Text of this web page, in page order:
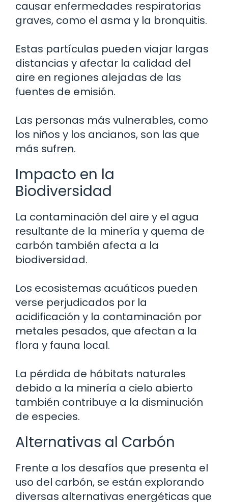
causar enfermedades respiratorias
graves, como el asma y la bronquitis.
Estas partículas pueden viajar largas
distancias y afectar la calidad del
aire en regiones alejadas de las
fuentes de emisión.
Las personas más vulnerables, como
los niños y los ancianos, son las que
más sufren.
Impacto en la
Biodiversidad
La contaminación del aire y el agua
resultante de la minería y quema de
carbón también afecta a la
biodiversidad.
Los ecosistemas acuáticos pueden
verse perjudicados por la
acidificación y la contaminación por
metales pesados, que afectan a la
flora y fauna local.
La pérdida de hábitats naturales
debido a la minería a cielo abierto
también contribuye a la disminución
de especies.
Alternativas al Carbón
Frente a los desafíos que presenta el
uso del carbón, se están explorando
diversas alternativas energéticas que